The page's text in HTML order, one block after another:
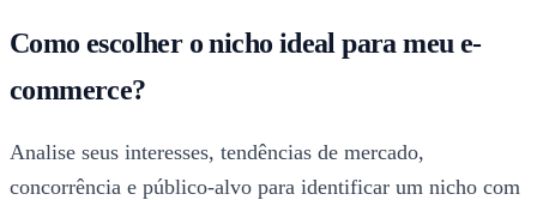
Como escolher o nicho ideal para meu e-
commerce?
Analise seus interesses, tendências de mercado,
concorrência e público-alvo para identificar um nicho com